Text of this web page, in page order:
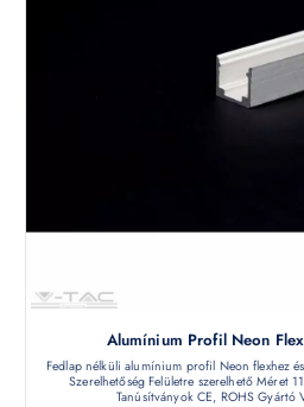
Alumínium Profil Neon
Fedlap nélküli alumínium profil Neon flexhez
Szerelhetőség Felületre szerelhető Méret
Tanúsítványok CE, ROHS Gyártó